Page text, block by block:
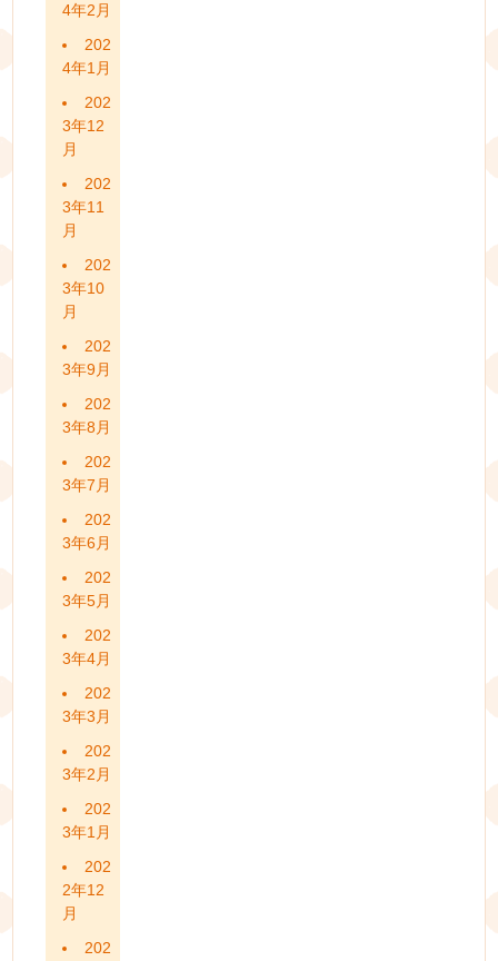
4年2月
202
4年1月
202
3年12
月
202
3年11
月
202
3年10
月
202
3年9月
202
3年8月
202
3年7月
202
3年6月
202
3年5月
202
3年4月
202
3年3月
202
3年2月
202
3年1月
202
2年12
月
202